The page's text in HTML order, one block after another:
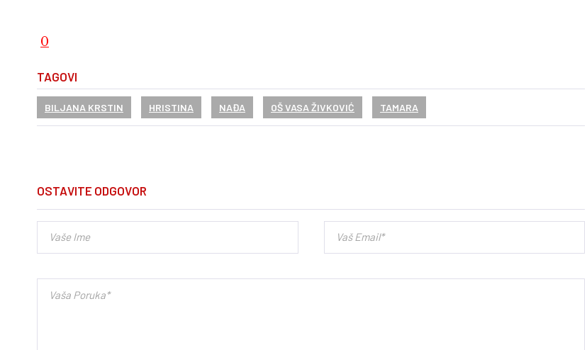
0
TAGOVI
BILJANA KRSTIN HRISTINA NAĐA OŠ VASA ŽIVKOVIĆ TAMARA
OSTAVITE ODGOVOR